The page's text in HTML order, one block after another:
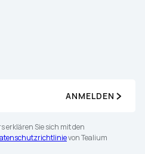
ANMELDEN
erklären Sie sich mit den
von Tealium